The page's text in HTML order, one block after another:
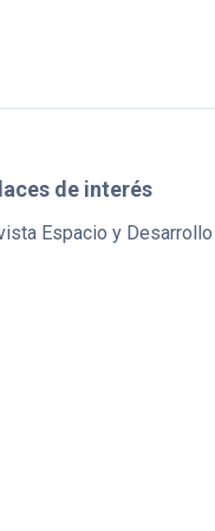
de interés
Espacio y Desarrollo